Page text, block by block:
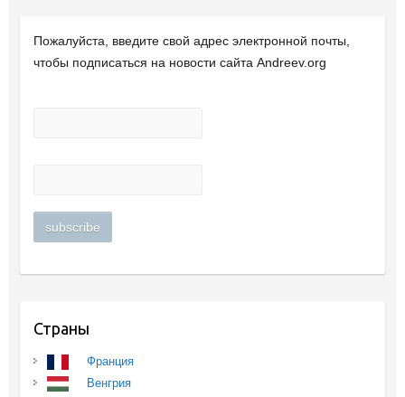
Пожалуйста, введите свой ​​адрес электронной почты,
чтобы подписаться на новости сайта Andreev.org
Страны
Франция
Венгрия